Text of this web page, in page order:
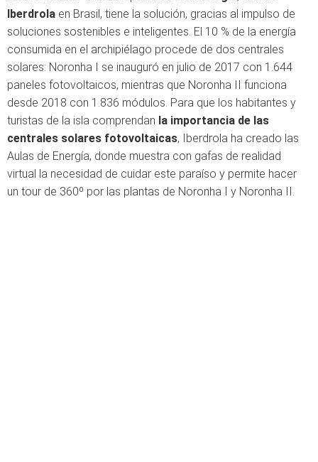
Iberdrola en Brasil, tiene la solución, gracias al impulso de
soluciones sostenibles e inteligentes. El 10 % de la energía
consumida en el archipiélago procede de dos centrales
solares: Noronha I se inauguró en julio de 2017 con 1.644
paneles fotovoltaicos, mientras que Noronha II funciona
desde 2018 con 1.836 módulos. Para que los habitantes y
turistas de la isla comprendan la importancia de las
centrales solares fotovoltaicas, Iberdrola ha creado las
Aulas de Energía, donde muestra con gafas de realidad
virtual la necesidad de cuidar este paraíso y permite hacer
un tour de 360º por las plantas de Noronha I y Noronha II.